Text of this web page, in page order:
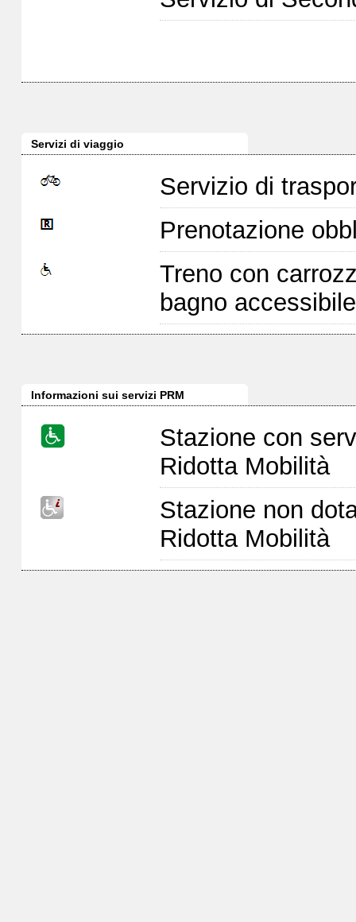
Servizi di viaggio
Servizio di
Prenotazione
Treno con
bagno
Informazioni sui servizi PRM
Stazione con
Ridotta Mobilità
Stazione non
Ridotta Mobilità